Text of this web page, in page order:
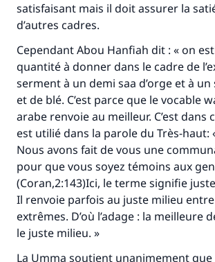
satisfaisant mais il doit assurer la
d’autres cadres.
Cependant Abou Hanfiah dit : « on
quantité à donner dans le cadre de
serment à un demi saa d’orge et à
et de blé. C’est parce que le vocable
arabe renvoie au meilleur. C’est dans
est utilié dans la parole du Très-haut:
Nous avons fait de vous une
pour que vous soyez témoins aux
(Coran,2:143)Ici, le terme signifie
Il renvoie parfois au juste milieu
extrêmes. D’où l’adage : la meilleure
le juste milieu. »
La Umma soutient unanimement